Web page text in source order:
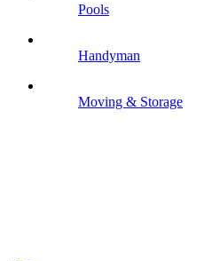
Pools
Handyman
Moving & Storage